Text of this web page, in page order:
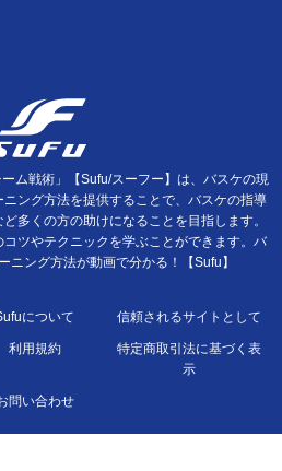
ム戦術」【Sufu/スーフー】は、バスケの現
ング方法を提供することで、バスケの指導
多くの方の助けになることを目指します。
ツやテクニックを学ぶことができます。バ
ニング方法が動画で分かる！【Sufu】
について 信頼されるサイトとして
利用規約
特定商取引法に基づく表
示
問い合わせ